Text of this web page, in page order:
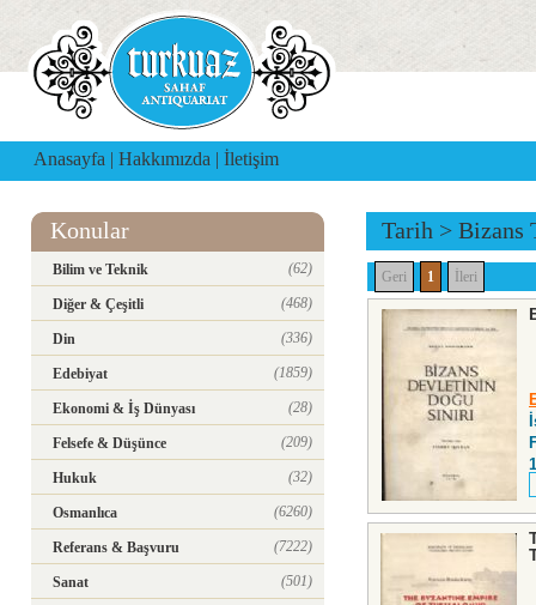
Anasayfa | Hakkımızda | İletişim
Konular
Bilim ve Teknik (62)
Diğer & Çeşitli (468)
Din (336)
Edebiyat (1859)
Ekonomi & İş Dünyası (28)
Felsefe & Düşünce (209)
Hukuk (32)
Osmanlıca (6260)
Referans & Başvuru (7222)
Sanat (501)
Tarih > Bizans
Geri 1 İleri